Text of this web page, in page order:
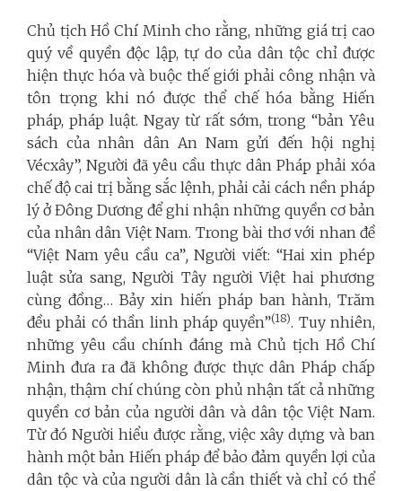
Chủ tịch Hồ Chí Minh cho rằng, những giá trị cao
quý về quyền độc lập, tự do của dân tộc chỉ được
hiện thực hóa và buộc thế giới phải công nhận và
tôn trọng khi nó được thể chế hóa bằng Hiến
pháp, pháp luật. Ngay từ rất sớm, trong “bản Yêu
sách của nhân dân An Nam gửi đến hội nghị
Vécxây”, Người đã yêu cầu thực dân Pháp phải xóa
chế độ cai trị bằng sắc lệnh, phải cải cách nền pháp
lý ở Đông Dương để ghi nhận những quyền cơ bản
của nhân dân Việt Nam. Trong bài thơ với nhan đề
“Việt Nam yêu cầu ca”,Người viết: “Hai xin phép
luật sửa sang, Người Tây người Việt hai phương
cùng đồng… Bảy xin hiến pháp ban hành, Trăm
đều phải có thần linh pháp quyền”(18). Tuy nhiên,
những yêu cầu chính đáng mà Chủ tịch Hồ Chí
Minh đưa ra đã không được thực dân Pháp chấp
nhận, thậm chí chúng còn phủ nhận tất cả những
quyền cơ bản của người dân và dân tộc Việt Nam.
Từ đó Người hiểu được rằng, việc xây dựng và ban
hành một bản Hiến pháp để bảo đảm quyền lợi của
dân tộc và của người dân là cần thiết và chỉ có thể